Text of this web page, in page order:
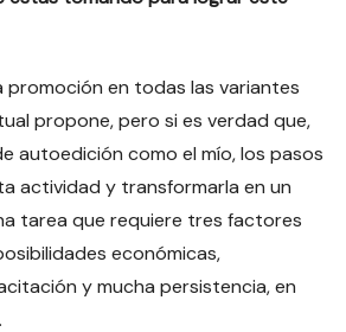
promoción en todas las variantes
propone, pero si es verdad que,
autoedición como el mío, los pasos
actividad y transformarla en un
tarea que requiere tres factores
económicas,
y mucha persistencia, en